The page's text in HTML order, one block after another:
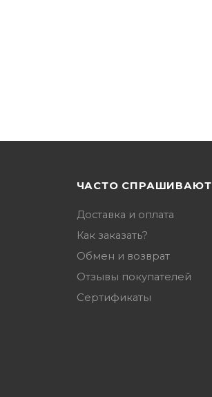
ЧАСТО СПРАШИВАЮТ
Доставка и оплата
Как заказать?
Обмен и возврат
Отзывы покупателей
Сертификаты